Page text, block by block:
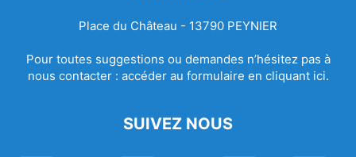
Place du Château - 13790 PEYNIER
Pour toutes suggestions ou demandes n’hésitez pas à
nous contacter : accéder au formulaire en cliquant ici.
SUIVEZ NOUS